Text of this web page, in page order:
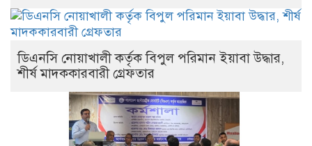
ডিএনসি নোয়াখালী কর্তৃক বিপুল পরিমান ইয়াবা উদ্ধার,
শীর্ষ মাদককারবারী গ্রেফতার